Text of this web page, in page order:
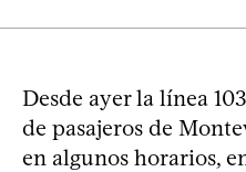
Desde ayer la línea
de pasajeros de
en algunos horarios,